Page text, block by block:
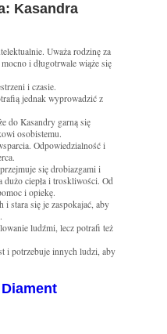
Kasandra
Uważa rodzinę za
i długotrwale wiąże się
i czasie.
jednak wyprowadzić z
do Kasandry garną się
osobistemu.
Odpowiedzialność i
się drobiazgami i
ciepła i troskliwości. Od
i opiekę.
i stara się je zaspokajać, aby
ludźmi, lecz potrafi też
i potrzebuje innych ludzi, aby
Diament